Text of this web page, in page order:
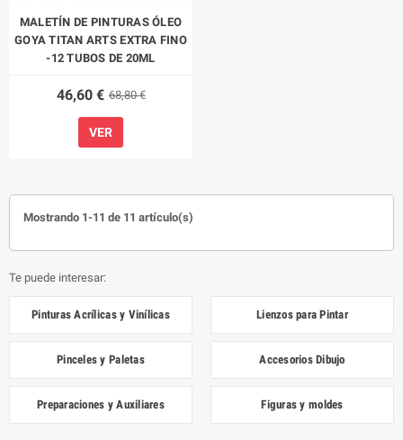
MALETÍN DE PINTURAS ÓLEO
GOYA TITAN ARTS EXTRA FINO
-12 TUBOS DE 20ML
46,60 € 68,80 €
VER
Mostrando 1-11 de 11 artículo(s)
Te puede interesar:
Pinturas Acrílicas y Vinílicas Lienzos para Pintar
Pinceles y Paletas Accesorios Dibujo
Preparaciones y Auxiliares Figuras y moldes